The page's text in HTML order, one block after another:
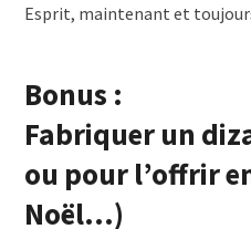
Esprit, maintenant et
Bonus :
Fabriquer un
ou pour l’offrir
Noël…)